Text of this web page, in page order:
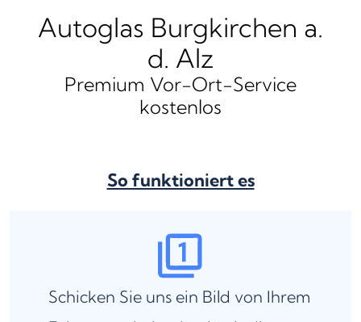
Autoglas Burgkirchen a.
d. Alz
Premium Vor-Ort-Service
kostenlos
So funktioniert es
Schicken Sie uns ein Bild von Ihrem